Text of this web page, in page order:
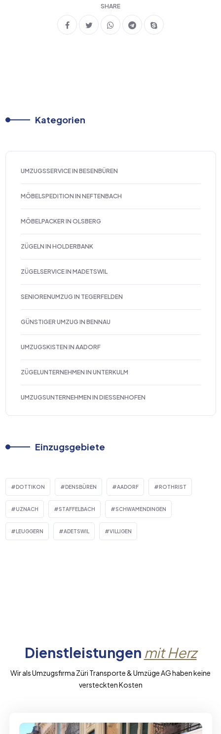
SHARE
Kategorien
UMZUGSSERVICE IN BESENBÜREN
MÖBELSPEDITION IN NEFTENBACH
MÖBELPACKER IN OLSBERG
ZÜGELN IN HOLDERBANK
ZÜGELSERVICE IN MADETSWIL
SENIORENUMZUG IN TEGERFELDEN
GÜNSTIGER UMZUG IN BENNAU
UMZUGSKISTEN IN AADORF
ZÜGELUNTERNEHMEN IN UNTERKULM
UMZUGSUNTERNEHMEN IN DIESSENHOFEN
Einzugsgebiete
DOTTIKON DENSBÜREN AADORF ROTHRIST
UZNACH STAFFELBACH SCHWAMENDINGEN
LEUGGERN ADETSWIL VILLIGEN
Dienstleistungen mit Herz
Wir als Umzugsfirma Züri Transporte & Umzüge AG haben keine
versteckten Kosten